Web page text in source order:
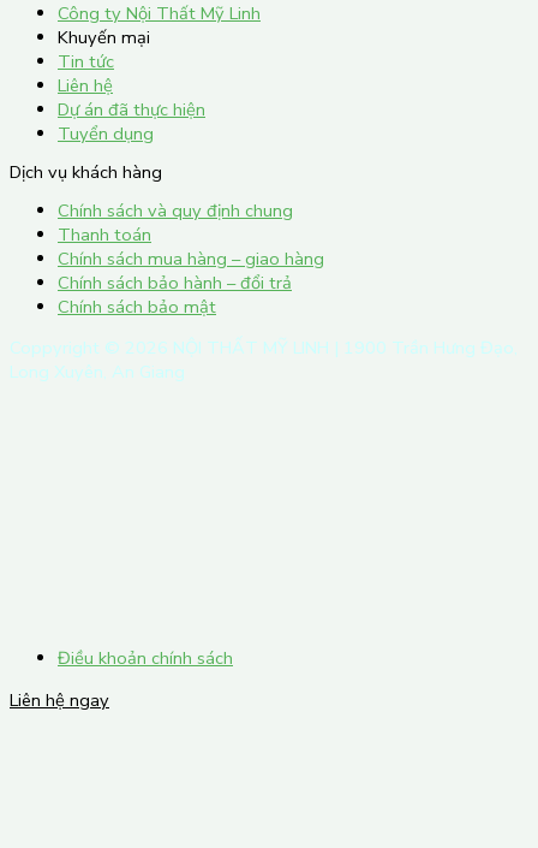
Công ty Nội Thất Mỹ Linh
Khuyến mại
Tin tức
Liên hệ
Dự án đã thực hiện
Tuyển dụng
Dịch vụ khách hàng
Chính sách và quy định chung
Thanh toán
Chính sách mua hàng – giao hàng
Chính sách bảo hành – đổi trả
Chính sách bảo mật
Coppyright © 2026 NỘI THẤT MỸ LINH | 1900 Trần Hưng Đạo,
Long Xuyên, An Giang
Điều khoản chính sách
Liên hệ ngay